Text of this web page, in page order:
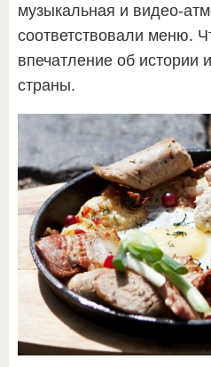
музыкальная и видео-
соответствовали меню.
впечатление об истории
страны.